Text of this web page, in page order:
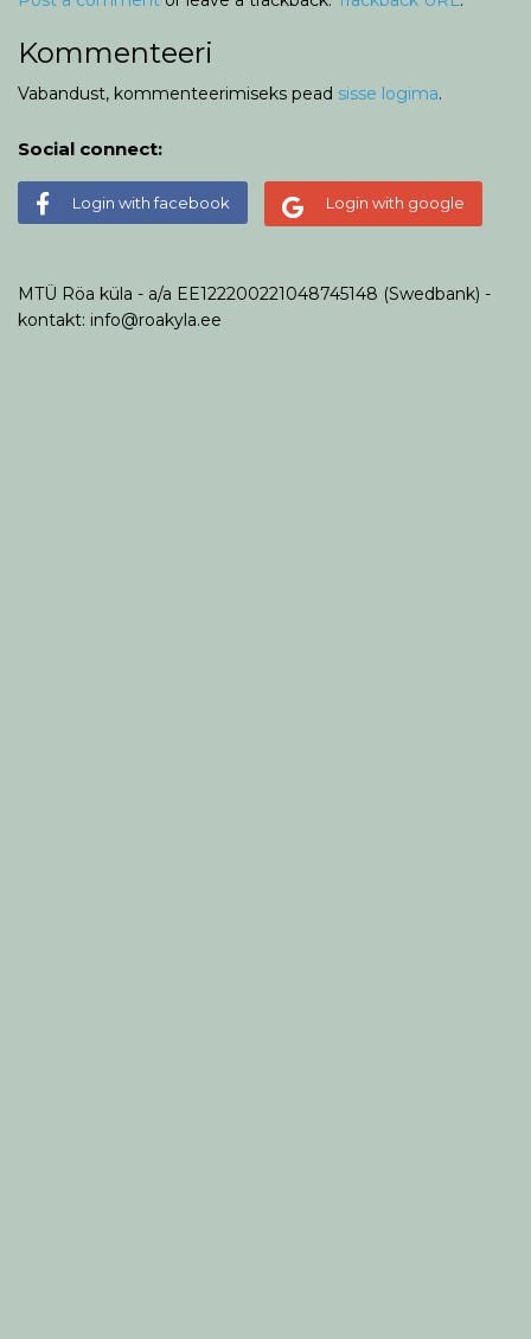
Kommenteeri
Vabandust, kommenteerimiseks pead sisse logima.
Social connect:
Login with facebook Login with google
MTÜ Röa küla - a/a EE122200221048745148 (Swedbank) -
kontakt: info@roakyla.ee